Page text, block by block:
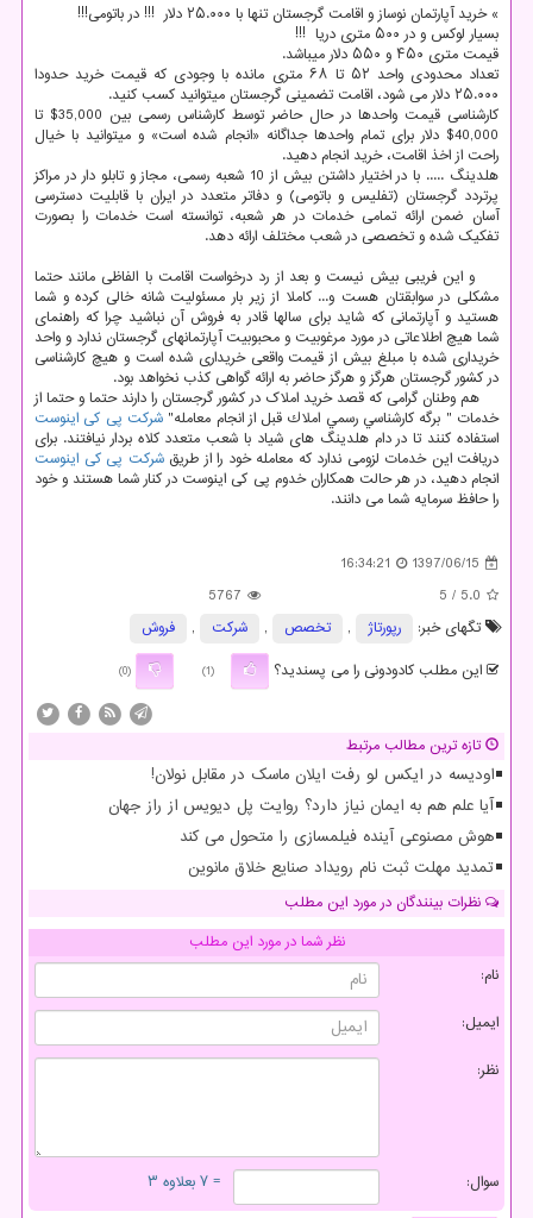
» خرید آپارتمان نوساز و اقامت گرجستان تنها با ۲۵.۰۰۰ دلار !!! در باتومی!!!
بسیار لوکس و در ۵۰۰ متری دریا !!!
قیمت متری ۴۵۰ و ۵۵۰ دلار میباشد.
تعداد محدودی واحد ۵۲ تا ۶۸ متری مانده با وجودی که قیمت خرید حدودا
۲۵.۰۰۰ دلار می شود، اقامت تضمینی گرجستان میتوانید کسب کنید.
کارشناسی قیمت واحدها در حال حاضر توسط کارشناس رسمی بین 35,000$ تا
40,000$ دلار برای تمام واحدها جداگانه «انجام شده است» و میتوانید با خیال
راحت از اخذ اقامت، خرید انجام دهید.
هلدینگ ..... با در اختیار داشتن بیش از 10 شعبه رسمی، مجاز و تابلو دار در مراکز
پرتردد گرجستان (تفلیس و باتومی) و دفاتر متعدد در ایران با قابلیت دسترسی
آسان ضمن ارائه تمامی خدمات در هر شعبه، توانسته است خدمات را بصورت
تفکیک شده و تخصصی در شعب مختلف ارائه دهد.
و این فریبی بیش نیست و بعد از رد درخواست اقامت با الفاظی مانند حتما
مشکلی در سوابقتان هست و... کاملا از زیر بار مسئولیت شانه خالی کرده و شما
هستید و آپارتمانی که شاید برای سالها قادر به فروش آن نباشید چرا که راهنمای
شما هیچ اطلاعاتی در مورد مرغوبیت و محبوبیت آپارتمانهای گرجستان ندارد و واحد
خریداری شده با مبلغ بیش از قیمت واقعی خریداری شده است و هیچ کارشناسی
در کشور گرجستان هرگز و هرگز حاضر به ارائه گواهی کذب نخواهد بود.
هم وطنان گرامی که قصد خرید املاک در کشور گرجستان را دارند حتما و حتما از
خدمات " برگه كارشناسي رسمي املاك قبل از انجام معامله"شرکت پی کی اینوست
استفاده کنند تا در دام هلدینگ های شیاد با شعب متعدد کلاه بردار نیافتند. برای
دریافت این خدمات لزومی ندارد که معامله خود را از طریقشرکت پی کی اینوست
انجام دهید، در هر حالت همکاران خدوم پی کی اینوست در کنار شما هستند و خود
را حافظ سرمایه شما می دانند.
1397/06/15
16:34:21
5.0
/ 5
5767
تگهای خبر:
رپورتاژ , تخصص , شركت ,
فروش
این مطلب کادودونی را می پسندید؟
(1)
(0)
تازه ترین مطالب مرتبط
اودیسه در ایکس لو رفت ایلان ماسک در مقابل نولان!
آیا علم هم به ایمان نیاز دارد؟ روایت پل دیویس از راز جهان
هوش مصنوعی آینده فیلمسازی را متحول می کند
تمدید مهلت ثبت نام رویداد صنایع خلاق مانوین
نظرات بینندگان در مورد این مطلب
نظر شما در مورد این مطلب
نام:
ایمیل:
نظر:
سوال: = ۷ بعلاوه ۳